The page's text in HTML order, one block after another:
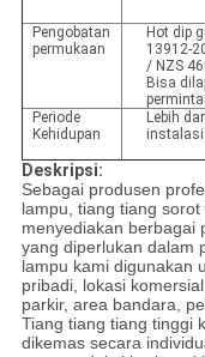
Pengobatan
permukaan
Hot dip
13912-
/ NZS
Bisa
Periode
Kehidupan
Lebih
instalasi
Deskripsi:
Sebagai produsen
lampu, tiang tiang
menyediakan berbagai
yang diperlukan dalam
lampu kami digunakan
pribadi, lokasi
parkir, area bandara,
Tiang tiang tiang tinggi
dikemas secara